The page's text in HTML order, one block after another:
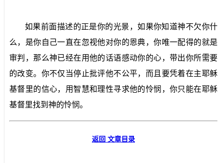
如果前面描述的正是你的光景，如果你知道神不欠你什
么，是你自己一直在忽视他对你的恩典，你唯一配得的就是
审判，那么神已经在用他的话语感动你的心，带出你所需要
的改变。你不仅当停止批评他不公平，而且要凭着在主耶稣
基督里的信心，用智慧和理性寻求他的怜悯，你只能在耶稣
基督里找到神的怜悯。
返回 文章目录